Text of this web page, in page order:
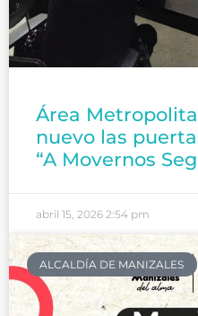
Área
nuevo las
“A Movernos
abril 15, 2026 2:54 pm
ALCALDÍA DE MANIZALES